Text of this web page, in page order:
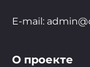
E-mail:
О проекте